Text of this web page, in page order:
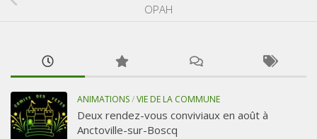
OPAH
ANIMATIONS/VIE DE LA COMMUNE
Deux rendez-vous conviviaux en août à
Anctoville-sur-Boscq